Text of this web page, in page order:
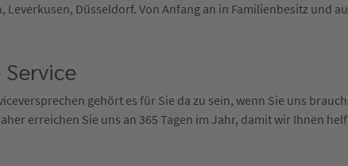
Leverkusen, Düsseldorf. Von Anfang an in Familienbesitz und
Service
gehört es für Sie da zu sein, wenn Sie uns
erreichen Sie uns an 365 Tagen im Jahr, damit wir Ihnen